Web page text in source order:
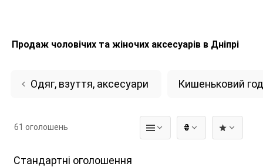
Продаж чоловічих та жіночих аксесуарів в Дніпрі
Одяг, взуття, аксесуари Кишеньковий
₴
61 оголошень
Стандартні оголошення